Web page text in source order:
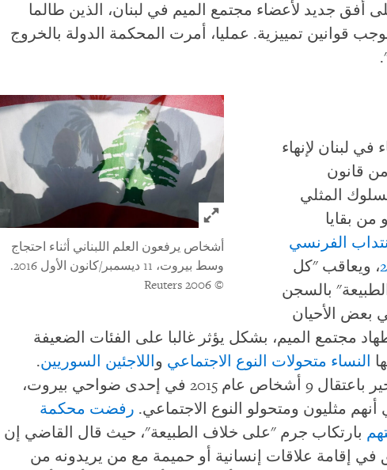
أفق جديد لأعضاء مجتمع الميم في لبنان، الذين طالما
قوانين تمييزية. عمليا، أمرت المحكمة الدولة بالخروج
Click to expand Image
أشخاص يرفعون العلم اللبناني أثناء احتجاج
وسط بيروت، 11 ديسمبر/كانون الأول 2016.
© 2006 Reuters
لبنان لإنهاء
استخدام المادة 534 من قانون
المثلي
من بقايا
الفرنسي
، ويعاقب "كل
بالسجن
بعض الأحيان
مجتمع الميم، بشكل يؤثر غالبا على الفئات الضعيفة
النساء متحولات النوع الاجتماعي واللاجئين السوريين.
يتعلق هذا الحكم الأخير باعتقال 9 أشخاص عام 2015 في إحدى ضواحي بيروت،
مثليون ومتحولو النوع الاجتماعي. رفضت محكمة
بارتكاب جرم "على خلاف الطبيعة"، حيث قال القاضي إن
في إقامة علاقات إنسانية أو حميمة مع من يريدونه من